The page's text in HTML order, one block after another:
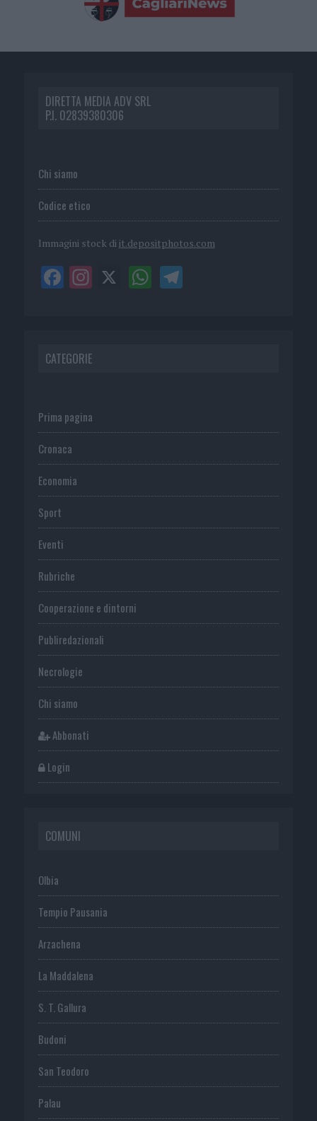
DIRETTA MEDIA ADV SRL
P.I. 02839380306
Chi siamo
Codice etico
Immagini stock di it.depositphotos.com
CATEGORIE
Prima pagina
Cronaca
Economia
Sport
Eventi
Rubriche
Cooperazione e dintorni
Publiredazionali
Necrologie
Chi siamo
Abbonati
Login
COMUNI
Olbia
Tempio Pausania
Arzachena
La Maddalena
S. T. Gallura
Budoni
San Teodoro
Palau